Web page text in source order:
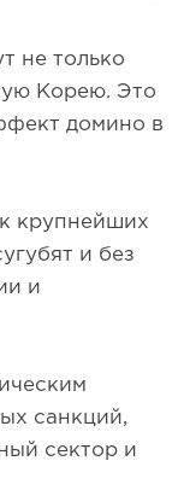
не только
Корею. Это
домино в
крупнейших
и без
и
санкций,
сектор и